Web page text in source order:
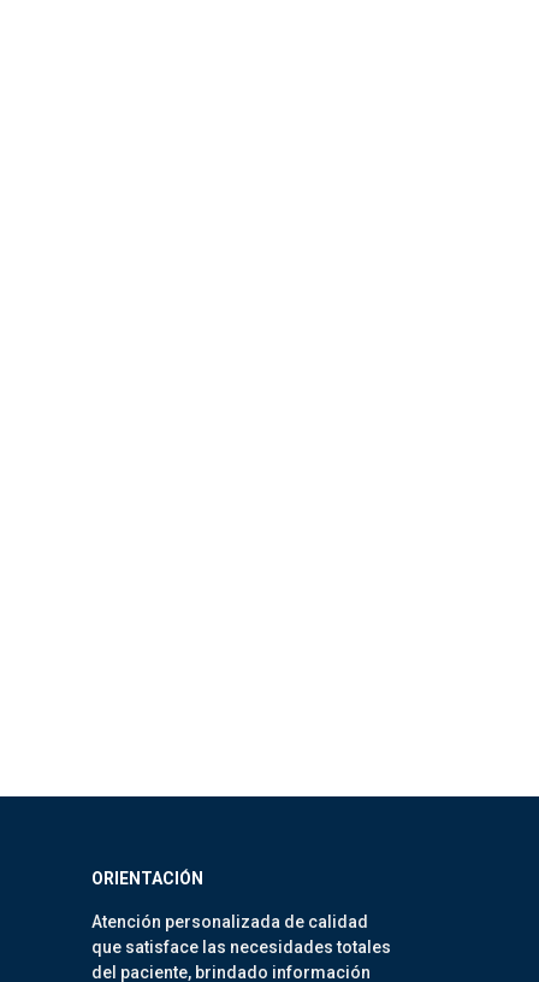
ORIENTACIÓN
Atención personalizada de calidad
que satisface las necesidades totales
del paciente, brindado información